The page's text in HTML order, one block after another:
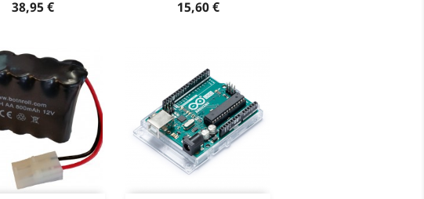
Preço
38,95 € Preço
15,60 €